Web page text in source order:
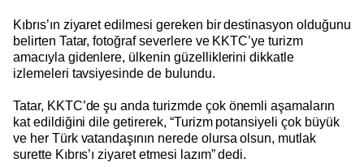
Kıbrıs’ın ziyaret edilmesi gereken bir destinasyon olduğunu
belirten Tatar, fotoğraf severlere ve KKTC’ye turizm
amacıyla gidenlere, ülkenin güzelliklerini dikkatle
izlemeleri tavsiyesinde de bulundu.
Tatar, KKTC’de şu anda turizmde çok önemli aşamaların
kat edildiğini dile getirerek, “Turizm potansiyeli çok büyük
ve her Türk vatandaşının nerede olursa olsun, mutlak
surette Kıbrıs’ı ziyaret etmesi lazım” dedi.